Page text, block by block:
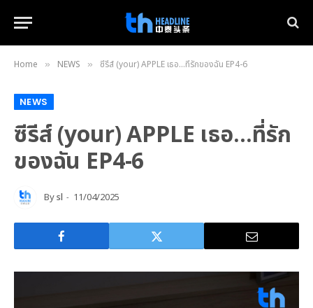
Home » NEWS » ซีรีส์ (your) APPLE เธอ…ที่รักของฉัน EP4-6
NEWS
ซีรีส์ (your) APPLE เธอ…ที่รัก
ของฉัน EP4-6
Bysl 11/04/2025